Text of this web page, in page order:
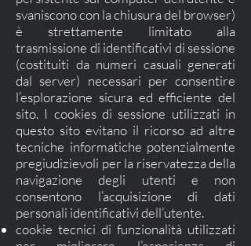
svaniscono con la chiusura del browser)
è strettamente limitato alla
trasmissione di identificativi di sessione
(costituiti da numeri casuali generati
dal server) necessari per consentire
l’esplorazione sicura ed efficiente del
sito. I cookies di sessione utilizzati in
questo sito evitano il ricorso ad altre
tecniche informatiche potenzialmente
pregiudizievoli per la riservatezza della
navigazione degli utenti e non
consentono l’acquisizione di dati
personali identificativi dell’utente.
cookie tecnici di funzionalità utilizzati